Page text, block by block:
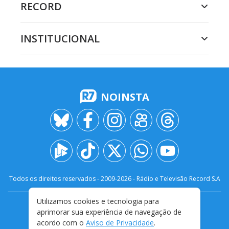
RECORD
INSTITUCIONAL
NOINSTA
Todos os direitos reservados - 2009-2026- Rádio e Televisão Record S.A
FALE CONOSCO
PRIVACIDADE
TERMOS E CONDIÇÕES DE USO
Utilizamos cookies e tecnologia para
aprimorar sua experiência de navegação de
acordo com o Aviso de Privacidade.